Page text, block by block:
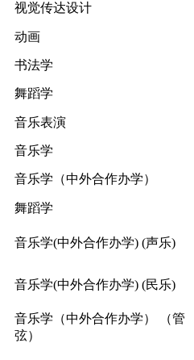
视觉传达设计
动画
书法学
舞蹈学
音乐表演
音乐学
音乐学（中外合作办学）
舞蹈学
音乐学(中外合作办学) (声乐)
音乐学(中外合作办学) (民乐)
音乐学（中外合作办学） （管
弦）